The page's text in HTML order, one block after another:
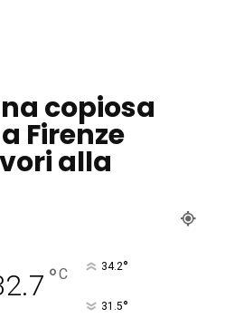
copiosa
Firenze
alla
°C 34.2°
31.5°